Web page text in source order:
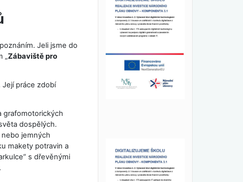
Jeli jsme do
„Zábaviště pro
práce zdobí
grafomotorických
dospělých.
jemných
makety potravin a
s dřevěnými